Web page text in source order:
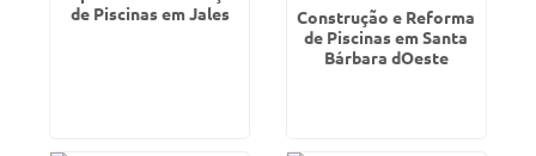
de Piscinas em Jales
Construção e Reforma
de Piscinas em Santa
Bárbara dOeste